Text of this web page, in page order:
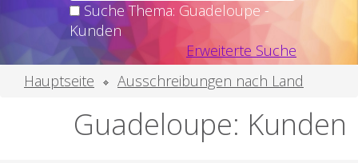
Suche Thema: Guadeloupe -
Kunden
Erweiterte Suche
Hauptseite
Ausschreibungen nach Land
Guadeloupe: Kunden